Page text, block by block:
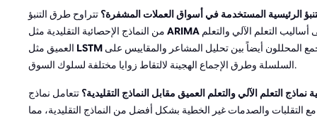
الرئيسية المستخدمة في أسواق العملات المشفرة؟ تتراوح طرق التنبؤ
ARIMA
LSTM
السلسلة وطرق الإجماع الهجينة لالتقاط زوايا مختلفة لسلوك السوق.
نماذج التعلم الآلي والتعلم العميق مقابل النماذج التقليدية؟ تتعامل نماذج
مع التقلبات والصدمات غير الخطية بشكل أفضل من النماذج التقليدية، مما